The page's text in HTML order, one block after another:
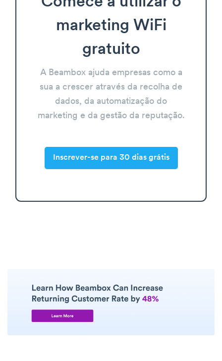
marketing WiFi
gratuito
A Beambox ajuda empresas como a
sua a crescer através da recolha de
dados, da automatização do
marketing e da gestão da reputação.
Inscrever-se para 30 dias grátis